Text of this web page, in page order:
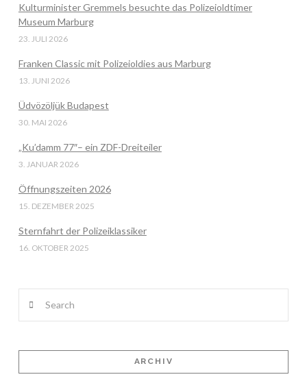
VIEW POST
Kulturminister Gremmels besuchte das Polizeioldtimer
Museum Marburg
23. JULI 2026
Franken Classic mit Polizeioldies aus Marburg
13. JUNI 2026
Üdvözöljük Budapest
30. MAI 2026
„Ku’damm 77″– ein ZDF-Dreiteiler
3. JANUAR 2026
Öffnungszeiten 2026
15. DEZEMBER 2025
Sternfahrt der Polizeiklassiker
16. OKTOBER 2025
ARCHIV